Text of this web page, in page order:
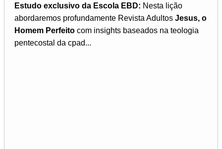
Estudo exclusivo da Escola EBD: Nesta lição
abordaremos profundamente Revista Adultos Jesus, o
Homem Perfeito com insights baseados na teologia
pentecostal da cpad...